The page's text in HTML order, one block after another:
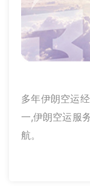
多年伊朗空运
一,伊朗空运服
航。